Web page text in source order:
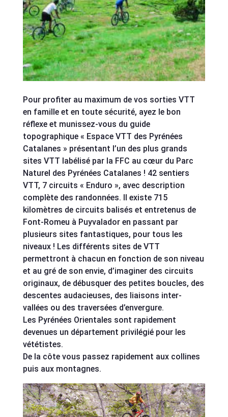
Pour profiter au maximum de vos sorties VTT
en famille et en toute sécurité, ayez le bon
réflexe et munissez-vous du guide
topographique « Espace VTT des Pyrénées
Catalanes » présentant l’un des plus grands
sites VTT labélisé par la FFC au cœur du Parc
Naturel des Pyrénées Catalanes ! 42 sentiers
VTT, 7 circuits « Enduro », avec description
complète des randonnées. Il existe 715
kilomètres de circuits balisés et entretenus de
Font-Romeu à Puyvalador en passant par
plusieurs sites fantastiques, pour tous les
niveaux ! Les différents sites de VTT
permettront à chacun en fonction de son niveau
et au gré de son envie, d’imaginer des circuits
originaux, de débusquer des petites boucles, des
descentes audacieuses, des liaisons inter-
vallées ou des traversées d’envergure.
Les Pyrénées Orientales sont rapidement
devenues un département privilégié pour les
vététistes.
De la côte vous passez rapidement aux collines
puis aux montagnes.